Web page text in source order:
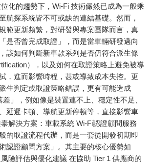
化的趨勢下，Wi-Fi 技術儼然已成為一般乘
航探系統皆不可或缺的連結基礎。然而，
範更新頻繁，對研發與專案團隊而言，真
是否曾完成取證」，而是當車輛研發邁向
該如何判斷新車款系列是否仍符合派生條
），以及如何在取證策略上避免被導
，進而影響時程，甚或導致成本失控。更
生判定或取證策略錯誤，更有可能造成
差」，例如像是裝置連不上、穩定性不足、
延遲卡頓、導航更新停頓等，直接影響車
解決方案：車載系統 Wi-Fi認證顧問服務
的取證流程代辦，而是一套從開發初期即
認證顧問方案」。其主要的核心優勢如
險評估與優化建議 在協助 Tier 1 供應商的